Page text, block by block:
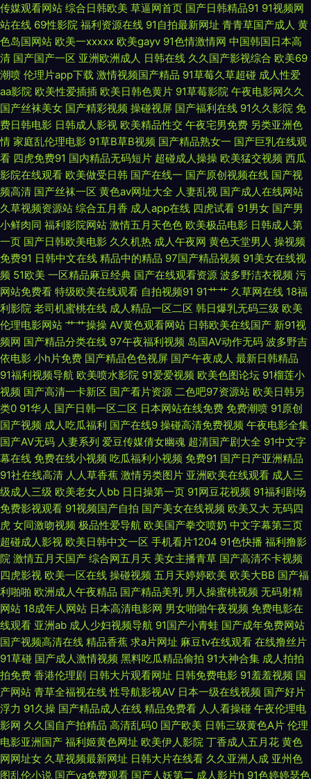
产精东 91狼友视频 91另类稀缺国产真实 91视频国产91视频直播 成a人无吗
在线 豆花网在线观看 欧美变态另类f 欧美性爱日韩精品 国产亚洲欧美在线 亚
洲综合下一篇28p 91色禁 在线不卡AB 先锋影音在线a资源色 美女被入 91嫖
娼 蜜桃伊人av 91诱惑视频 超碰98色主播放 91大神磁力 男人天堂综合网 91
免费观看官网入口 99偷拍网 成人吃瓜资源在线 超碰在线视91 超碰自拍欧美
超碰在线99 色色的网 91豆花网页在线看 91黄色直播小电影 91极品自拍色色
网 91在线美女 97超逼视频 大香蕉h 91每日大赛 欧美福利网站 国产青青草热
热热 影音先锋无码精品 国产性爱不卡在线 肏屄cb 91工厂小视频 伊人久荜中
文字幕 精品动漫一二区 91黄在线观看免费版 伊人草比 日韩欧美在线不卡一
区 黄色在线免费网址 91色蝌蚪导航 亚洲色图90p 久久大神 91去网站 欧美日
韩123区 九色视频国产17 国产青青草热热热 91蜜桃在线 91精品网址 三级黄
色免费观看 久久超碰成人91 91自拍网站 亚洲国产情侣在线自拍 蜜臀嫩屄 99
热7大香蕉 影音先锋日干夜干資源 AV福利免费播放 先锋激情资原 五月花电
影av 九草一区 91午夜福利片电影 午夜剧场成人电影 精品国产久久黄色 99
久久精品无码 在线日韩中文 欧美精品淫专区 超碰碰av在线 影音先锋资源网
五月天 国产91av你懂的 九一久久国产精品 日韩福利资源网 午夜剧场成人免
费A片 91豆花tv 91黑料在线导航 91免费在线视频观看 91熟女爱爱 91资源总
站大香蕉 成人日韩网址 黑丝少妇91 玖玖五月 男人天堂色国产精品 日本精品
十二区 日韩最新AV 伪娘TS一区二区 亚洲高潮久久 尤物成人在线 91i在线极
品视频 91网站免费 www国产精品久久 国产精品在线性爱 老司机久久看高清
欧美欧美欧美欧美 日本www青青草 日美韩色导航 午夜成人福利网 91路C
97好色 丰满少妇一区二区 黃色軟件香蕉 久久涩涩欧美 欧美sss首页 日韩A片
传媒观看网站 综合日韩欧美 草逼网首页 国产日韩精品91 91视频网
站在线 69性影院 福利资源在线 91自拍最新网址 青青草国产成人 黄
色岛国网站 欧美一xxxxx 欧美gayv 91色情激情网 中国韩国日本高
清 国产国产一区 亚洲欧洲成人 日韩在线 久久国产影视综合 欧美69
潮喷 伦理片app下载 激情视频国产精品 91草莓久草超碰 成人性爱
aa影院 欧美性爱插插 欧美日韩色黄片 91草莓影院 午夜电影网久久
国产丝袜美女 国产精彩视频 操碰视屏 国产福利在线 91久久影院 免
费日韩电影 日韩成人影视 欧美精品性交 午夜宅男免费 另类亚洲色
情 家庭乱伦理电影 91草B草B视频 国产精品熟女一 国产巨乳在线观
看 四虎免费91 国内精品无码短片 超碰成人操操 欧美猛交视频 西瓜
影院在线观看 欧美做受日韩 国产在线一 国产原创视频在线 国产视
频高清 国产丝袜一区 黄色av网址大全 人妻乱视 国产成人在线网站
久草视频资源站 综合五月香 成人app在线 四虎试看 91男女 国产男
小鲜肉同 福利影院网站 激情五月天色色 欧美极品电影 日韩成人第
一页 国产日韩欧美电影 久久机热 成人午夜网 黄色天堂男人 操视频
免费91 日韩中文在线 精品中的精品 97国产精品视频 91美女在线视
频 51欧美 一区精品麻豆经典 国产在线观看资源 波多野洁衣视频 污
网站免费看 特级欧美在线观看 自拍视频91 91艹艹 久草网在线 18福
利影院 老司机蜜桃在线 成人精品一区二区 韩日爆乳无码三级 欧美
伦理电影网站 艹艹操操 AV黄色观看网站 日韩欧美在线国产 新91视
频网 国产精品分类在线 97午夜福利视频 岛国AV动作无码 波多野吉
依电影 小h片免费 国产精品色色视屏 国产午夜成人 最新日韩精品
91福利视频导航 欧美喷水影院 91爱爱视频 欧美色图论坛 91榴莲小
视频 国产高清一卡新区 国产看片资源 二色吧97资源站 欧美日韩另
类0 91华人 国产日韩一区二区 日本网站在线免费 免费潮喷 91原创
国产视频 成人吃瓜福利 国产在线9 操碰高清免费视频 午夜电影全集
国产AV无码 人妻系列 爱豆传媒倩女幽魂 超清国产剧大全 91中文字
幕在线 免费在线小视频 吃瓜福利小视频 免费91 国产日产亚洲精品
91社在线高清 人人草香蕉 激情另类图片 亚洲欧美在线观看 成人三
级成人三级 欧美老女人bb 日日操第一页 91网豆花视频 91福利剧场
免费影视观看 91视频国产自拍 国产美女在线视频 欧美又大 无码四
虎 女同激吻视频 极品性爱导航 欧美国产拳交喷奶 中文字幕第三页
超碰成人影视 欧美日韩中文一区 手机看片1204 91色快播 福利撸影
院 激情五月天国产 综合网五月天 美女主播青草 国产高清不卡视频
四虎影视 欧美一区在线 操碰视频 五月天婷婷欧美 欧美大BB 国产福
利啪啪 欧洲成人午夜精品 国产精品美乳 男人操蜜桃视频 无码射精
网站 18成年人网站 日本高清电影网 男女啪啪午夜视频 免费电影在
线观看 亚洲ab 成人少妇视频导航 91国产小青蛙 国产成年免费网站
国产视频高清在线 精品香蕉 求a片网址 麻豆tv在线观看 在线撸丝片
91草碰 国产成人激情视频 黑料吃瓜精品偷拍 91大神合集 成人拍拍
拍免费 香港伦理剧 日韩大片观看网址 日韩免费电影 91羞羞视频 国
产网站 青草全福视在线 性导航影视AV 日本一级在线视频 国产好片
浮力 91久操 国产精品成人在线 精品免费看 人人看操碰 午夜伦理电
影网 久久国自产拍精品 高清乱码0 国产欧美 日韩三级黄色A片 伦理
电影亚洲国产 福利姬黄色网址 欧美伊人影院 丁香成人五月花 黄色
网网址女 久草视频最新网址 日韩大片在线看 久久亚洲人成 亚州色
图乱伦小说 国产va免费观看 国产人妖第二 成人影片h 91色婷婷瑟色